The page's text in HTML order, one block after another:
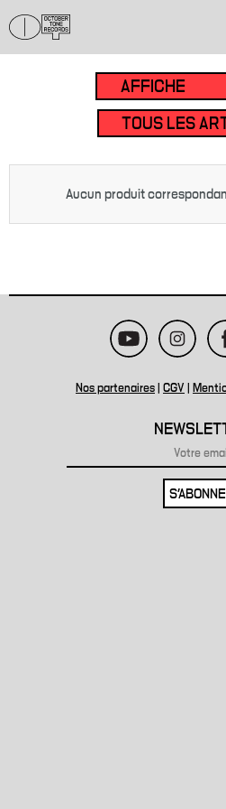
Aucun produit
Nos partenaires CGV